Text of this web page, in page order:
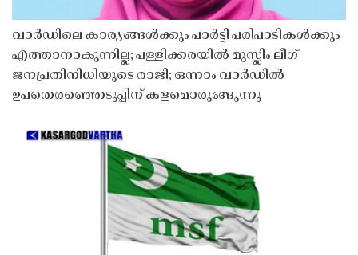
വാർഡിലെ കാര്യങ്ങൾക്കും പാർട്ടി പരിപാടികൾക്കും
എത്താനാകുന്നില്ല; പള്ളിക്കരയിൽ മുസ്ലിം ലീഗ്
ജനപ്രതിനിധിയുടെ രാജി; ഒന്നാം വാർഡിൽ
ഉപതെരഞ്ഞെടുപ്പിന് കളമൊരുങ്ങുന്നു